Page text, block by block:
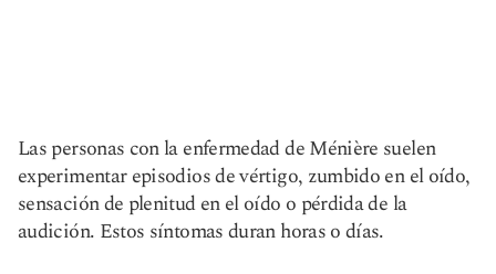
Las personas con la enfermedad de Ménière suelen
experimentar episodios de vértigo, zumbido en el oído,
sensación de plenitud en el oído o pérdida de la
audición. Estos síntomas duran horas o días.